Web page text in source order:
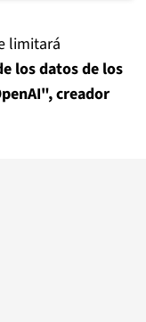
limitará
los datos de los
creador